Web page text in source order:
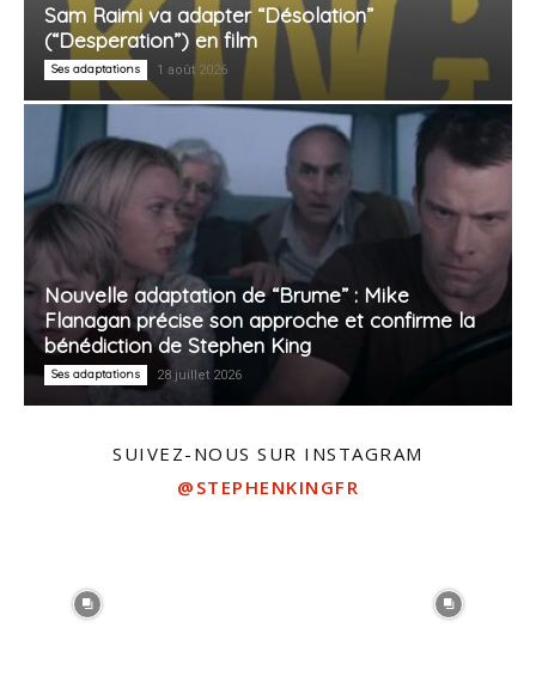
Sam Raimi va adapter “Désolation”
(“Desperation”) en film
Ses adaptations 1 août 2026
Nouvelle adaptation de “Brume” : Mike
Flanagan précise son approche et confirme la
bénédiction de Stephen King
Ses adaptations 28 juillet 2026
SUIVEZ-NOUS SUR INSTAGRAM
@STEPHENKINGFR